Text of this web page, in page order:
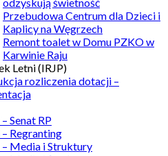
Przebudowa Centrum dla Dzieci i
Kaplicy na Węgrzech
Remont toalet w Domu PZKO w
Karwinie Raju
Letni (IRJP)
rozliczenia dotacji –
Senat RP
Regranting
– Media i Struktury